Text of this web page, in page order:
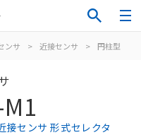
ンサ > 近接センサ > 円柱型
接センサ 形式セレクタ